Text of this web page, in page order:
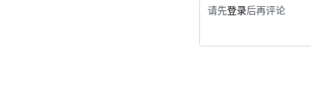
请先登录后再评论